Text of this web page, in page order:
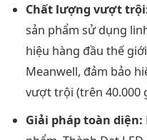
Chất lượng vượt
sản phẩm sử dụng
hiệu hàng đầu thế
Meanwell, đảm bảo
vượt trội (trên 40.000
Giải pháp toàn diện: